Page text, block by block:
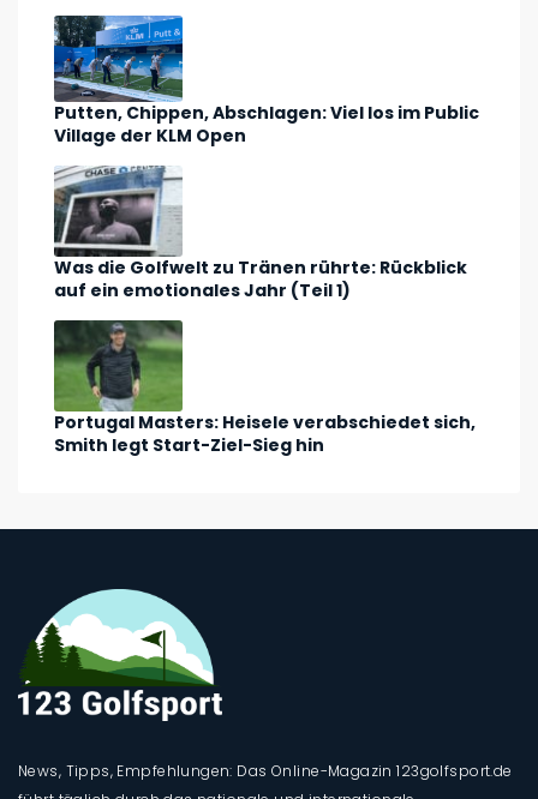
Putten, Chippen, Abschlagen: Viel los im Public
Village der KLM Open
Was die Golfwelt zu Tränen rührte: Rückblick
auf ein emotionales Jahr (Teil 1)
Portugal Masters: Heisele verabschiedet sich,
Smith legt Start-Ziel-Sieg hin
News, Tipps, Empfehlungen: Das Online-Magazin 123golfsport.de